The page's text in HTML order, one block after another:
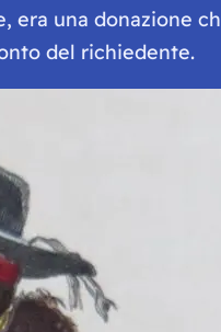
era una donazione
del richiedente.